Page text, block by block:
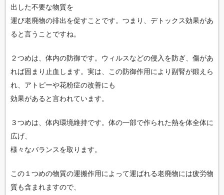
出した不要な物質を
運び老廃物の排出を促すことです。つまり、デトックス効果があ
ると言うことですね。
２つめは、体内の防御です。ウィルスなどの侵入を防ぎ、傷があ
れば固まり止血します。実は、この防御作用により副腎が鍛えら
れ、アトピーや花粉症の改善にも
効果があると言われています。
３つめは、体内環境維持です。体の一部で作られた熱を体全体に
広げ、
様々なバランスを取ります。
この１つめの物質の運搬作用によって運ばれる老廃物には疲労物
質も含まれますので、